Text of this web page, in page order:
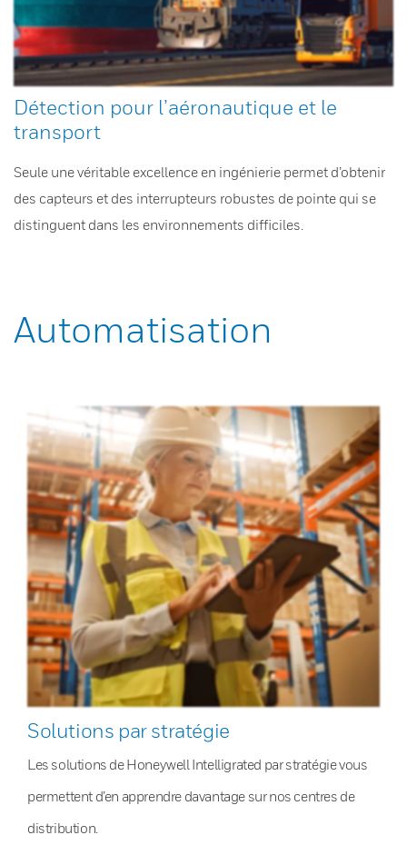
Détection pour l’aéronautique et le
transport
Seule une véritable excellence en ingénierie permet d’obtenir
des capteurs et des interrupteurs robustes de pointe qui se
distinguent dans les environnements difficiles.
Automatisation
Solutions par stratégie
Les solutions de Honeywell Intelligrated par stratégie vous
permettent d’en apprendre davantage sur nos centres de
distribution.